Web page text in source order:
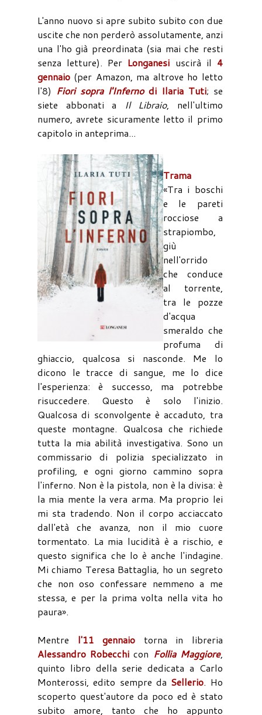
L'anno nuovo si apre subito subito con due
uscite che non perderò assolutamente, anzi
una l'ho già preordinata (sia mai che resti
senza letture). Per Longanesi uscirà il 4
gennaio (per Amazon, ma altrove ho letto
l'8) Fiori sopra l'Infernodi Ilaria Tuti; se
siete abbonati a
Il Libraio, nell'ultimo
numero, avrete sicuramente letto il primo
capitolo in anteprima...
Trama
«Tra i boschi
e le pareti
rocciose a
strapiombo,
giù
nell'orrido
che conduce
al torrente,
tra le pozze
d'acqua
smeraldo che
profuma di
ghiaccio, qualcosa si nasconde. Me lo
dicono le tracce di sangue, me lo dice
l'esperienza: è successo, ma potrebbe
risuccedere. Questo è solo l'inizio.
Qualcosa di sconvolgente è accaduto, tra
queste montagne. Qualcosa che richiede
tutta la mia abilità investigativa. Sono un
commissario di polizia specializzato in
profiling, e ogni giorno cammino sopra
l'inferno. Non è la pistola, non è la divisa: è
la mia mente la vera arma. Ma proprio lei
mi sta tradendo. Non il corpo acciaccato
dall'età che avanza, non il mio cuore
tormentato. La mia lucidità è a rischio, e
questo significa che lo è anche l'indagine.
Mi chiamo Teresa Battaglia, ho un segreto
che non oso confessare nemmeno a me
stessa, e per la prima volta nella vita ho
paura».
Mentre l'11 gennaio torna in libreria
Alessandro Robecchi con Follia Maggiore,
quinto libro della serie dedicata a Carlo
Monterossi, edito sempre da Sellerio. Ho
scoperto quest'autore da poco ed è stato
subito amore, tanto che ho appunto